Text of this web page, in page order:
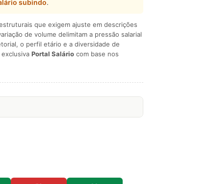
subindo.
que exigem ajuste em descrições
de volume delimitam a pressão salarial
o perfil etário e a diversidade de
Portal Salário com base nos